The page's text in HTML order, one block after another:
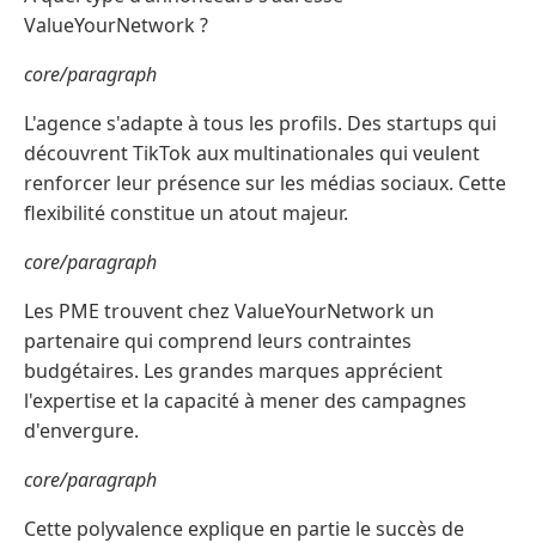
ValueYourNetwork ?
core/paragraph
L'agence s'adapte à tous les profils. Des startups qui
découvrent TikTok aux multinationales qui veulent
renforcer leur présence sur les médias sociaux. Cette
flexibilité constitue un atout majeur.
core/paragraph
Les PME trouvent chez ValueYourNetwork un
partenaire qui comprend leurs contraintes
budgétaires. Les grandes marques apprécient
l'expertise et la capacité à mener des campagnes
d'envergure.
core/paragraph
Cette polyvalence explique en partie le succès de